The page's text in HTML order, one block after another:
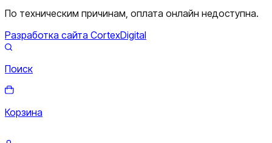
По техническим причинам, оплата онлайн недоступна.
Разработка сайта CortexDigital
Поиск
Корзина